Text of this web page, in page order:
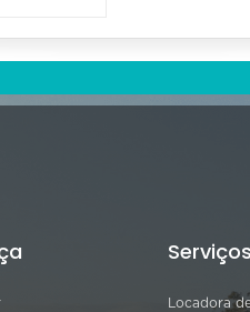
Serviços
Locadora